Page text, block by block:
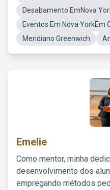
Desabamento EmNova
Eventos Em Nova YorkEm
Meridiano Greenwich
Emelie
Como mentor, minha
desenvolvimento dos
empregando métodos